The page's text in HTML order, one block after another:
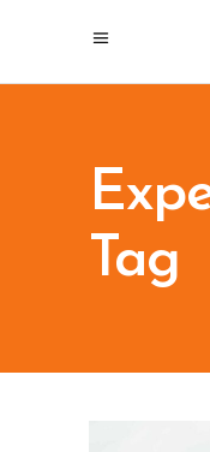
Tag